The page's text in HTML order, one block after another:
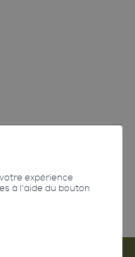
expérience
à l'aide du bouton